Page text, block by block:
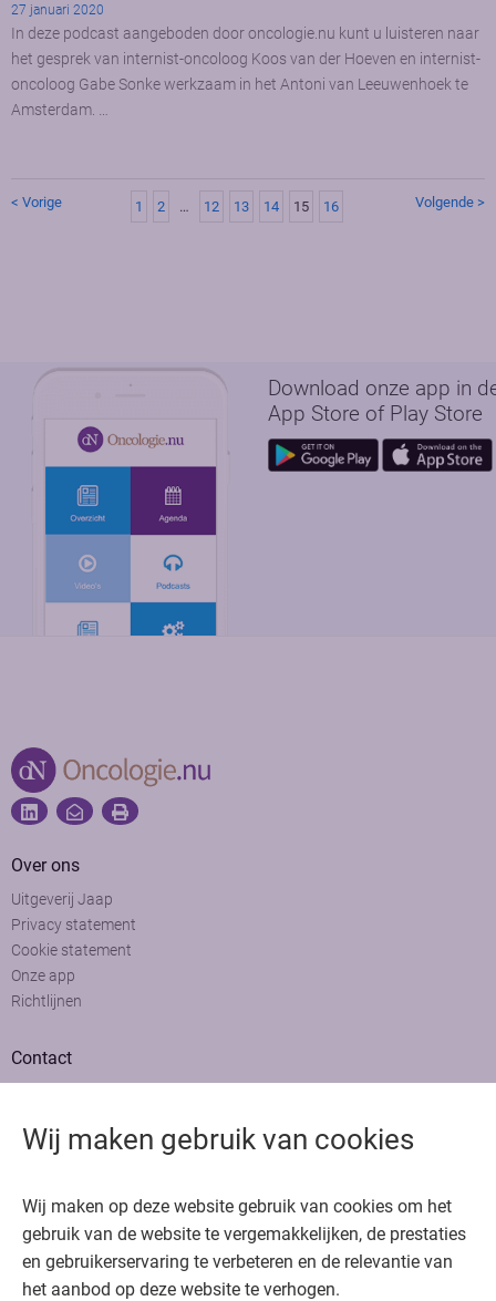
Wij maken gebruik van cookies
Wij maken op deze website gebruik van cookies om het
gebruik van de website te vergemakkelijken, de prestaties
en gebruikerservaring te verbeteren en de relevantie van
het aanbod op deze website te verhogen.
Bedankt voor het bezoeken van Oncologie.nu
Krijg gratis toegang in 30 seconden of log in om verder te gaan
27 januari 2020
In deze podcast aangeboden door oncologie.nu kunt u luisteren naar
het gesprek van internist-oncoloog Koos van der Hoeven en internist-
oncoloog Gabe Sonke werkzaam in het Antoni van Leeuwenhoek te
Amsterdam. …
< Vorige 1 2 … 12 13 14 15 16 Volgende >
Download onze app in
App Store of Play Store
Over ons
Uitgeverij Jaap
Privacy statement
Cookie statement
Onze app
Richtlijnen
Contact
Adverteren
Copyright © 2026. Uitgeverij Jaap. Alle rechten voorbehouden.